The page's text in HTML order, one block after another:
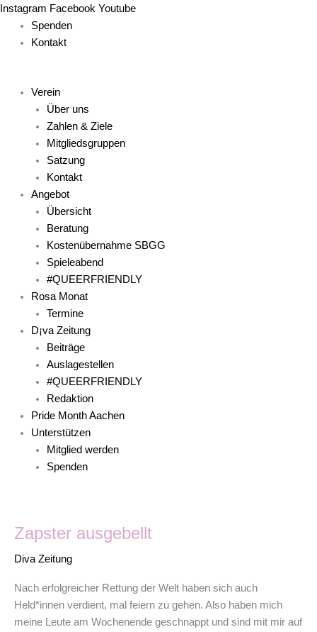
Zum
Inhalt
springen
Instagram Facebook Youtube
Main
Menu
Spenden
Kontakt
Main
Menu
Verein
Über uns
Zahlen & Ziele
Mitgliedsgruppen
Satzung
Kontakt
Angebot
Übersicht
Beratung
Kostenübernahme SBGG
Spieleabend
#QUEERFRIENDLY
Rosa Monat
Termine
D¡va Zeitung
Beiträge
Auslagestellen
#QUEERFRIENDLY
Redaktion
Pride Month Aachen
Unterstützen
Mitglied werden
Spenden
Zapster ausgebellt
Diva Zeitung
Nach erfolgreicher Rettung der Welt haben sich auch
Held*innen verdient, mal feiern zu gehen. Also haben mich
meine Leute am Wochenende geschnappt und sind mit mir auf
ausgebellt
Main
Menu
Main
Menu
Main
Menu